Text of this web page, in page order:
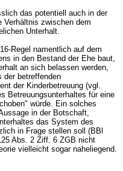
das potentiell auch in der
Verhältnis zwischen dem
Unterhalt.
Regel namentlich auf dem
in den Bestand der Ehe baut,
an sich belassen werden,
der betreffenden
der Kinderbetreuung (vgl.
Betreuungsunterhaltes für eine
würde. Ein solches
in der Botschaft,
das System des
in Frage stellen soll (BBl
Abs. 2 Ziff. 6 ZGB nicht
vielleicht sogar naheliegend.